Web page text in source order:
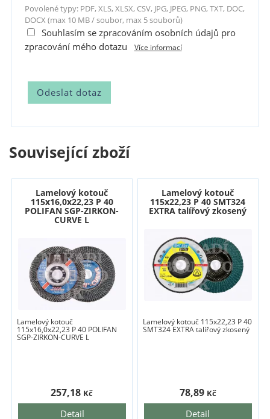
Povolené typy: PDF, XLS, XLSX, CSV, JPG, JPEG, PNG, TXT, DOC,
DOCX (max 10 MB / soubor, max 5 souborů)
Souhlasím se zpracováním osobních údajů pro
zpracování mého dotazu
Více informací
Související zboží
Lamelový kotouč
115x16,0x22,23 P 40
POLIFAN SGP-ZIRKON-
CURVE L
Lamelový kotouč
115x16,0x22,23 P 40 POLIFAN
SGP-ZIRKON-CURVE L
Detail
257,18 Kč
Lamelový kotouč
115x22,23 P 40 SMT324
EXTRA talířový zkosený
Lamelový kotouč 115x22,23 P 40
SMT324 EXTRA talířový zkosený
Detail
78,89 Kč